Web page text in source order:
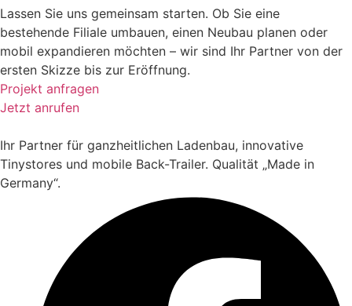
Lassen Sie uns gemeinsam starten. Ob Sie eine
bestehende Filiale umbauen, einen Neubau planen oder
mobil expandieren möchten – wir sind Ihr Partner von der
ersten Skizze bis zur Eröffnung.
Projekt anfragen
Jetzt anrufen
Ihr Partner für ganzheitlichen Ladenbau, innovative
Tinystores und mobile Back-Trailer. Qualität „Made in
Germany“.